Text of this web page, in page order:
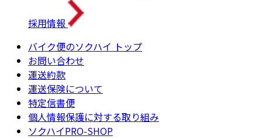
採用情報
バイク便のソクハイ トップ
お問い合わせ
運送約款
運送保険について
特定信書便
個人情報保護に対する取り組み
ソクハイPRO-SHOP